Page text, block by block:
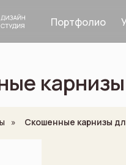
Портфолио
» Скошенные карнизы